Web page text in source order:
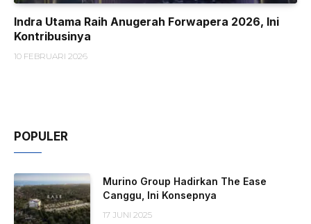
Indra Utama Raih Anugerah Forwapera 2026, Ini
Kontribusinya
10 FEBRUARI 2026
POPULER
Murino Group Hadirkan The Ease
Canggu, Ini Konsepnya
17 JUNI 2025